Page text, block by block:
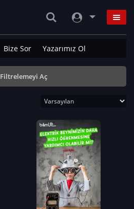
Bize Sor Yazarımız Ol
Filtrelemeyi Aç